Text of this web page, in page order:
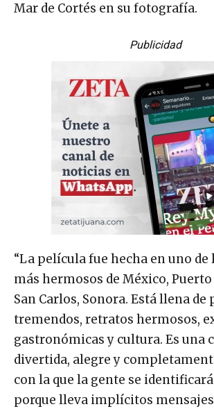
Mar de Cortés en su fotografía.
Publicidad
“La película fue hecha en uno de
más hermosos de México, Puerto
San Carlos, Sonora. Está llena de
tremendos, retratos hermosos,
gastronómicas y cultura. Es una
divertida, alegre y
con la que la gente se
porque lleva implícitos mensajes